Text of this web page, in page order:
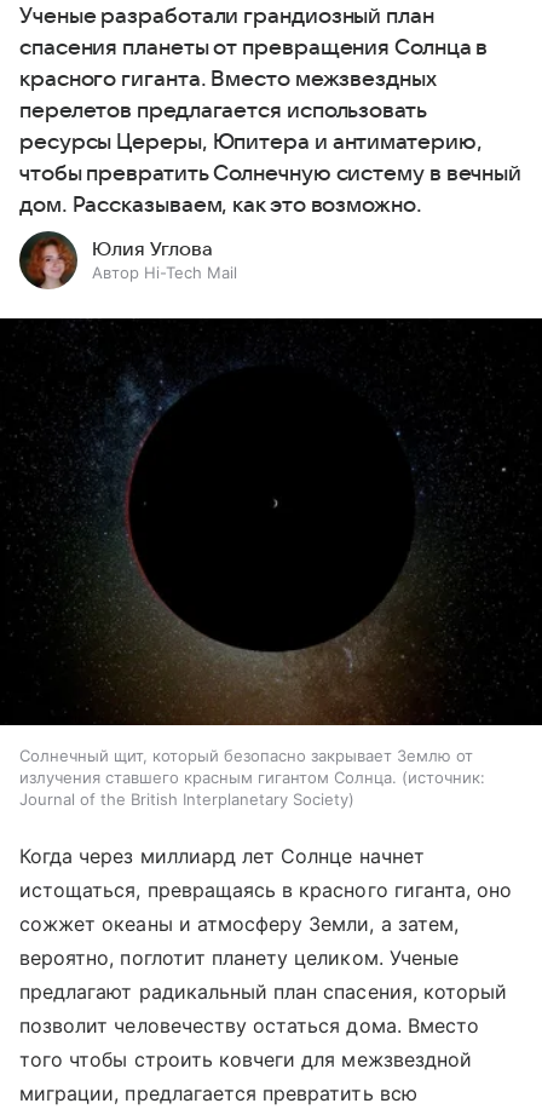
Ученые разработали грандиозный план
спасения планеты от превращения Солнца в
красного гиганта. Вместо межзвездных
перелетов предлагается использовать
ресурсы Цереры, Юпитера и антиматерию,
чтобы превратить Солнечную систему в вечный
дом. Рассказываем, как это возможно.
Юлия Углова
Автор Hi-Tech Mail
Солнечный щит, который безопасно закрывает Землю от
излучения ставшего красным гигантом Солнца.
источник:
Journal of the British Interplanetary Society
Когда через миллиард лет Солнце начнет
истощаться, превращаясь в красного гиганта, оно
сожжет океаны и атмосферу Земли, а затем,
вероятно, поглотит планету целиком. Ученые
предлагают радикальный план спасения, который
позволит человечеству остаться дома. Вместо
того чтобы строить ковчеги для межзвездной
миграции, предлагается превратить всю